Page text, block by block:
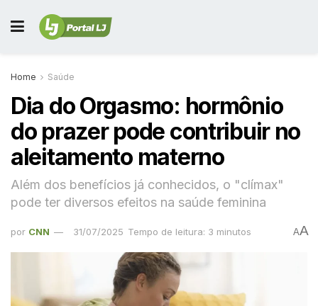
Home Saúde
Dia do Orgasmo: hormônio
do prazer pode contribuir no
aleitamento materno
Além dos benefícios já conhecidos, o "clímax"
pode ter diversos efeitos na saúde feminina
por CNN 31/07/2025 Tempo de leitura: 3 minutos AA